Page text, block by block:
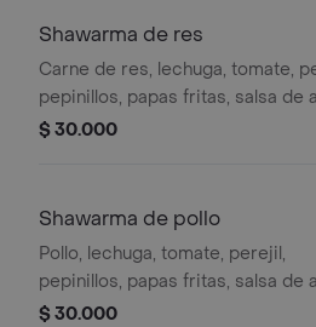
Shawarma de res
Carne de res, lechuga, tomate,
pepinillos, papas fritas, salsa de
pan árabe (pita).
$ 30.000
Shawarma de pollo
Pollo, lechuga, tomate, perejil,
pepinillos, papas fritas, salsa de
pan árabe (pita). .
$ 30.000